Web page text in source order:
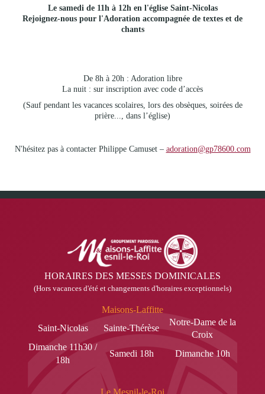
Le samedi de 11h à 12h en l'église Saint-Nicolas
Rejoignez-nous pour l'Adoration accompagnée de textes et de
chants
De 8h à 20h : Adoration libre
La nuit : sur inscription avec code d’accès
(Sauf pendant les vacances scolaires, lors des obsèques, soirées de
prière..., dans l’église)
N'hésitez pas à contacter Philippe Camuset – adoration@gp78600.com
HORAIRES DES MESSES DOMINICALES
(Hors vacances d'été et changements d'horaires exceptionnels)
Maisons-Laffitte
Saint-Nicolas
Sainte-Thérèse
Notre-Dame de la
Croix
Dimanche 11h30 /
18h
Samedi 18h Dimanche 10h
Le Mesnil-le-Roi